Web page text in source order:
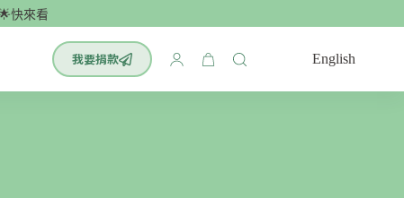
看看！最有效的腦科學單字書：小學英文700單🌟
我要捐款
購
物
English